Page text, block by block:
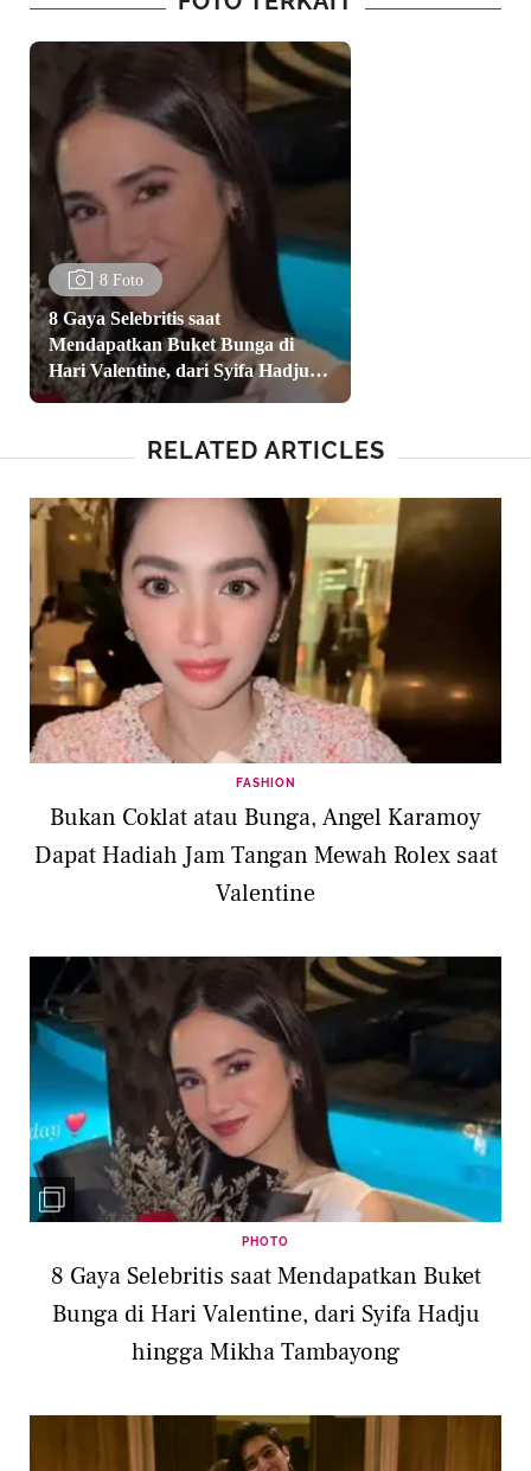
8 Foto
8 Gaya Selebritis saat
Mendapatkan Buket Bunga di
Hari Valentine, dari Syifa Hadju
hingga Mikha Tambayong
RELATED ARTICLES
FASHION
Bukan Coklat atau Bunga, Angel Karamoy
Dapat Hadiah Jam Tangan Mewah Rolex saat
Valentine
PHOTO
8 Gaya Selebritis saat Mendapatkan Buket
Bunga di Hari Valentine, dari Syifa Hadju
hingga Mikha Tambayong